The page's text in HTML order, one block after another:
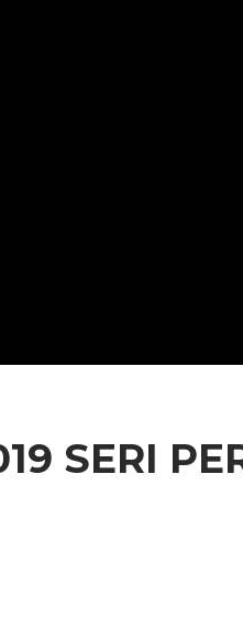
SERI